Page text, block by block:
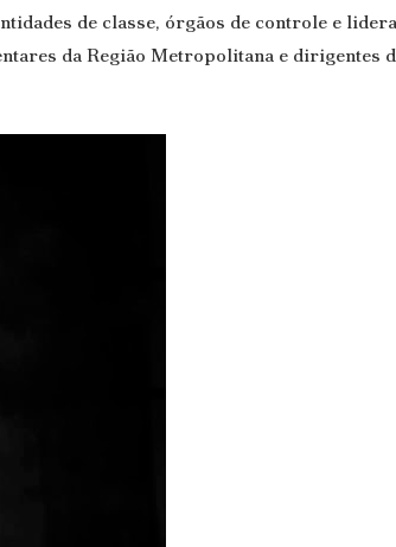
de classe, órgãos de controle e
da Região Metropolitana e dirigentes